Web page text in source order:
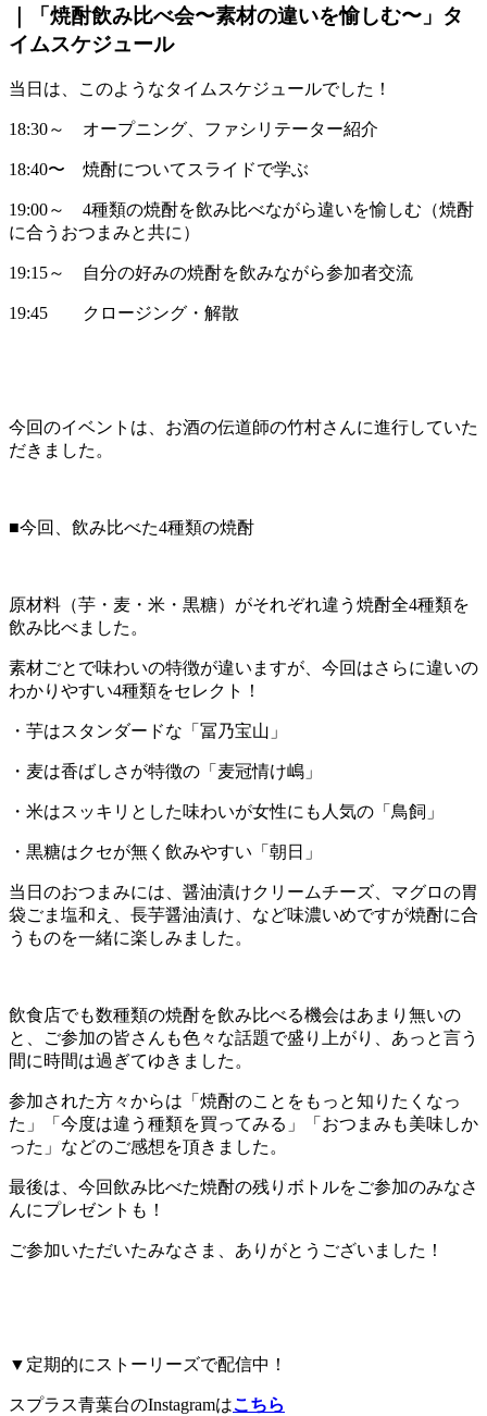
｜「焼酎飲み比べ会〜素材の違いを愉しむ〜 」 タ
イムスケジュール
当日は、このようなタイムスケジュールでした！
18:30～ オープニング、ファシリテーター紹介
18:40〜 焼酎についてスライドで学ぶ
19:00～ 4種類の焼酎を飲み比べながら違いを愉しむ（焼酎
に合うおつまみと共に）
19:15～ 自分の好みの焼酎を飲みながら参加者交流
19:45 クロージング・解散
今回のイベントは、お酒の伝道師の竹村さんに進行していた
だきました。
■今回、飲み比べた4種類の焼酎
原材料（芋・麦・米・黒糖）がそれぞれ違う焼酎全4種類を
飲み比べました。
素材ごとで味わいの特徴が違いますが、今回はさらに違いの
わかりやすい4種類をセレクト！
・芋はスタンダードな「冨乃宝山」
・麦は香ばしさが特徴の「麦冠情け嶋」
・米はスッキリとした味わいが女性にも人気の「鳥飼」
・黒糖はクセが無く飲みやすい「朝日」
当日のおつまみには、醤油漬けクリームチーズ、マグロの胃
袋ごま塩和え、長芋醤油漬け、など味濃いめですが焼酎に合
うものを一緒に楽しみました。
飲食店でも数種類の焼酎を飲み比べる機会はあまり無いの
と、ご参加の皆さんも色々な話題で盛り上がり、あっと言う
間に時間は過ぎてゆきました。
参加された方々からは「焼酎のことをもっと知りたくなっ
た」「今度は違う種類を買ってみる」「おつまみも美味しか
った」などのご感想を頂きました。
最後は、今回飲み比べた焼酎の残りボトルをご参加のみなさ
んにプレゼントも！
ご参加いただいたみなさま、ありがとうございました！
▼定期的にストーリーズで配信中！
スプラス青葉台のInstagramはこちら